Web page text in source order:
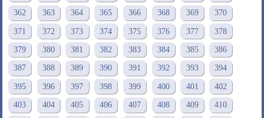
362 363 364 365 366 368 369 370
371 372 373 374 375 376 377 378
379 380 381 382 383 384 385 386
387 388 389 390 391 392 393 394
395 396 397 398 399 400 401 402
403 404 405 406 407 408 409 410